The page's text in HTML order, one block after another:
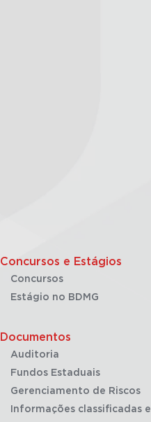
Concursos e Estágios
Concursos
Estágio no BDMG
Documentos
Auditoria
Fundos Estaduais
Gerenciamento de Riscos
Informações classificadas e